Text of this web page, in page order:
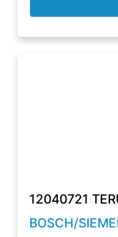
12040721
BOSCH/